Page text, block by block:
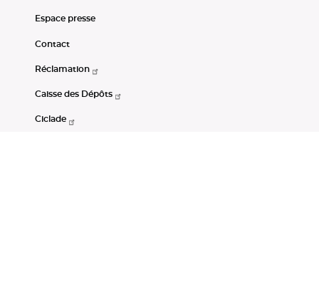
Espace presse
Contact
Réclamation
Caisse des Dépôts
Ciclade